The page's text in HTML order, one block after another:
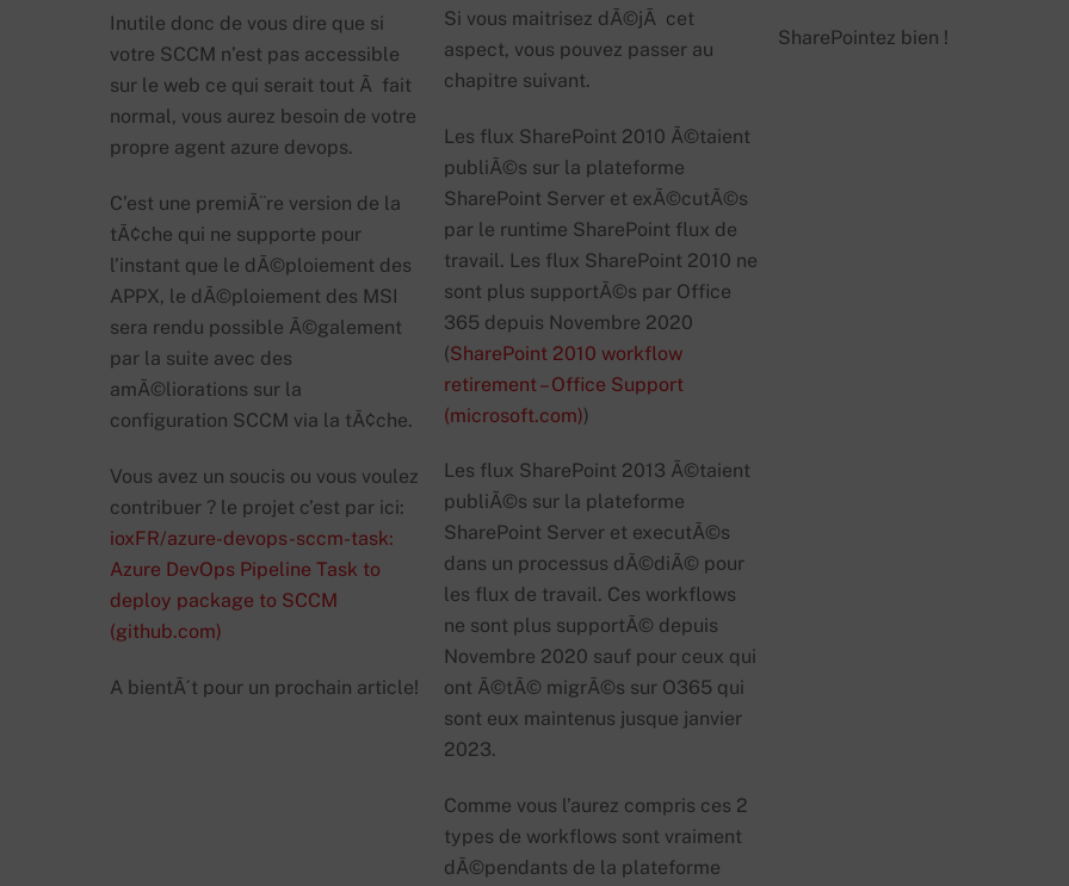
Inutile donc de vous dire que si
votre SCCM n’est pas accessible
sur le web ce qui serait tout Ã fait
normal, vous aurez besoin de votre
propre agent azure devops.
C’est une premiÃ¨re version de la
tÃ¢che qui ne supporte pour
l’instant que le dÃ©ploiement des
APPX, le dÃ©ploiement des MSI
sera rendu possible Ã©galement
par la suite avec des
amÃ©liorations sur la
configuration SCCM via la tÃ¢che.
Vous avez un soucis ou vous voulez
contribuer ? le projet c’est par ici:
ioxFR/azure-devops-sccm-task:
Azure DevOps Pipeline Task to
deploy package to SCCM
(github.com)
A bientÃ´t pour un prochain article!
Si vous maitrisez dÃ©jÃ cet
aspect, vous pouvez passer au
chapitre suivant.
Les flux SharePoint 2010 Ã©taient
publiÃ©s sur la plateforme
SharePoint Server et exÃ©cutÃ©s
par le runtime SharePoint flux de
travail. Les flux SharePoint 2010 ne
sont plus supportÃ©s par Office
365 depuis Novembre 2020
(SharePoint 2010 workflow
retirement – Office Support
(microsoft.com))
Les flux SharePoint 2013 Ã©taient
publiÃ©s sur la plateforme
SharePoint Server et executÃ©s
dans un processus dÃ©diÃ© pour
les flux de travail. Ces workflows
ne sont plus supportÃ© depuis
Novembre 2020 sauf pour ceux qui
ont Ã©tÃ© migrÃ©s sur O365 qui
sont eux maintenus jusque janvier
2023.
Comme vous l’aurez compris ces 2
types de workflows sont vraiment
dÃ©pendants de la plateforme
SharePointez bien !